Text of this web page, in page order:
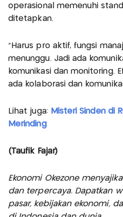
operasional memenuhi
ditetapkan.
"Harus pro aktif, fungsi
menunggu. Jadi ada
komunikasi dan monitoring.
ada kolaborasi dan
Lihat juga: Misteri Sinden di
Merinding
(Taufik Fajar)
Ekonomi Okezone
dan terpercaya. Dapatkan
pasar, kebijakan ekonomi,